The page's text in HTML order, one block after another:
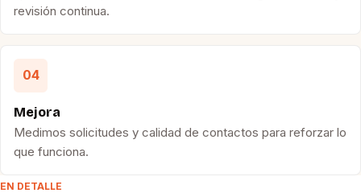
revisión continua.
04
Mejora
Medimos solicitudes y calidad de contactos para reforzar lo
que funciona.
EN DETALLE